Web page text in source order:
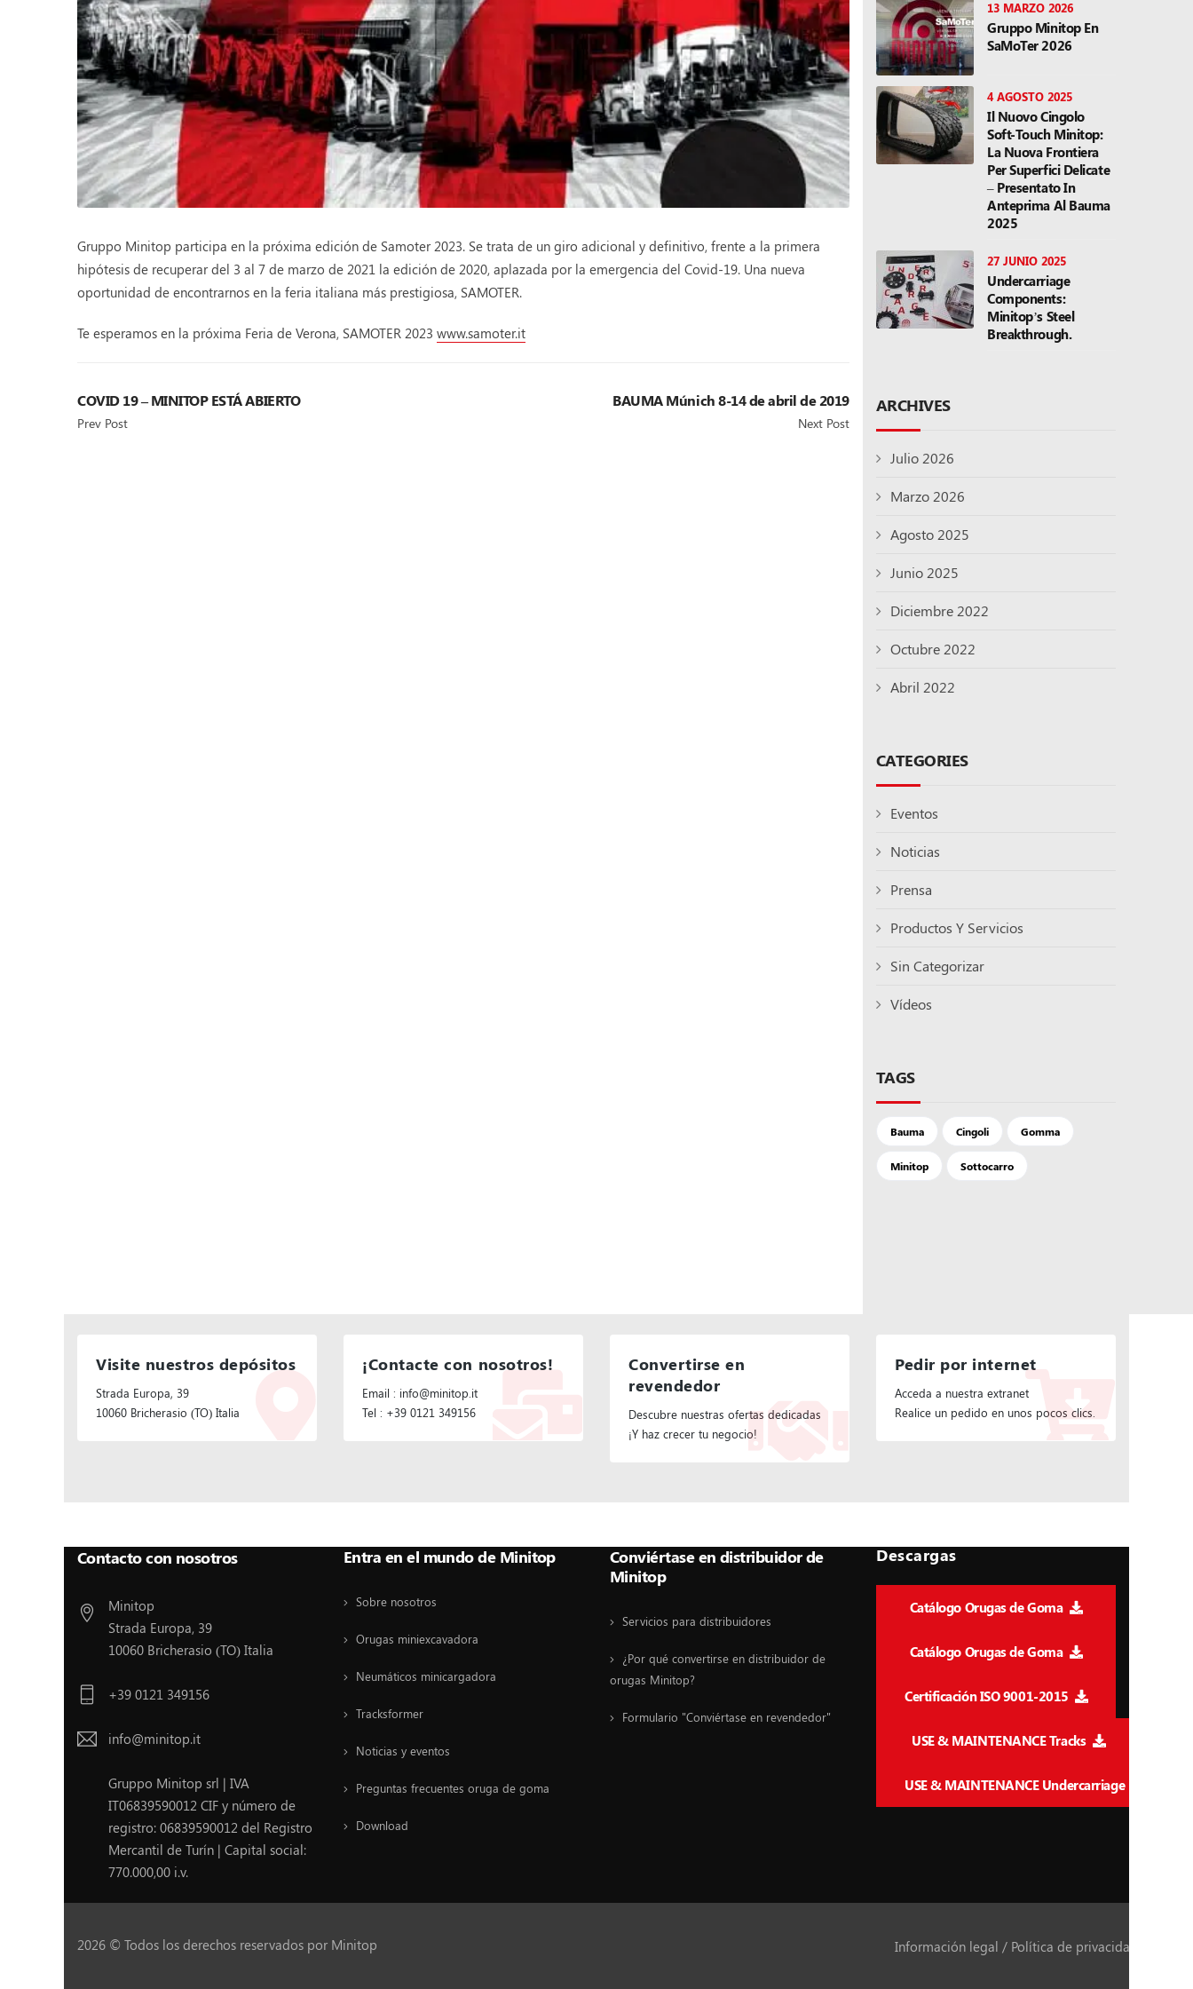
Gruppo Minitop participa en la próxima edición de Samoter 2023. Se trata de un giro adicional y definitivo, frente a la primera
hipótesis de recuperar del 3 al 7 de marzo de 2021 la edición de 2020, aplazada por la emergencia del Covid-19. Una nueva
oportunidad de encontrarnos en la feria italiana más prestigiosa, SAMOTER.
Te esperamos en la próxima Feria de Verona, SAMOTER 2023 www.samoter.it
COVID 19 – MINITOP ESTÁ ABIERTO
Prev Post
BAUMA Múnich 8-14 de abril de 2019
Next Post
13 MARZO 2026
Gruppo Minitop En
SaMoTer 2026
4 AGOSTO 2025
Il Nuovo Cingolo
Soft-Touch Minitop:
La Nuova Frontiera
Per Superfici Delicate
– Presentato In
Anteprima Al Bauma
2025
27 JUNIO 2025
Undercarriage
Components:
Minitop’s Steel
Breakthrough.
ARCHIVES
Julio 2026
Marzo 2026
Agosto 2025
Junio 2025
Diciembre 2022
Octubre 2022
Abril 2022
CATEGORIES
Eventos
Noticias
Prensa
Productos Y Servicios
Sin Categorizar
Vídeos
TAGS
Bauma Cingoli Gomma
Minitop Sottocarro
Visite nuestros depósitos
Strada Europa, 39
10060 Bricherasio (TO) Italia
¡Contacte con nosotros!
Email : info@minitop.it
Tel : +39 0121 349156
Convertirse en
revendedor
Descubre nuestras ofertas dedicadas
¡Y haz crecer tu negocio!
Pedir por internet
Acceda a nuestra extranet
Realice un pedido en unos pocos clics.
Contacto con nosotros
Minitop
Strada Europa, 39
10060 Bricherasio (TO) Italia
+39 0121 349156
info@minitop.it
Gruppo Minitop srl | IVA
IT06839590012 CIF y número de
registro: 06839590012 del Registro
Mercantil de Turín | Capital social:
770.000,00 i.v.
Entra en el mundo de Minitop
Sobre nosotros
Orugas miniexcavadora
Neumáticos minicargadora
Tracksformer
Noticias y eventos
Preguntas frecuentes oruga de goma
Download
Conviértase en distribuidor de
Minitop
Servicios para distribuidores
¿Por qué convertirse en distribuidor de
orugas Minitop?
Formulario "Conviértase en revendedor"
Descargas
Catálogo Orugas de Goma
Catálogo Orugas de Goma
Certificación ISO 9001-2015
USE & MAINTENANCE Tracks
USE & MAINTENANCE Undercarriage
2026 © Todos los derechos reservados por Minitop Información legal / Política de privacidad